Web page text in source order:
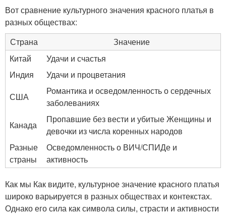
Вот сравнение культурного значения красного платья в
разных обществах:
Страна
Значение
Китай
Удачи и счастья
Индия
Удачи и процветания
США
Романтика и осведомленность о сердечных
заболеваниях
Канада
Пропавшие без вести и убитые Женщины и
девочки из числа коренных народов
Разные
страны
Осведомленность о ВИЧ/СПИДе и
активность
Как мы Как видите, культурное значение красного платья
широко варьируется в разных обществах и контекстах.
Однако его сила как символа силы, страсти и активности